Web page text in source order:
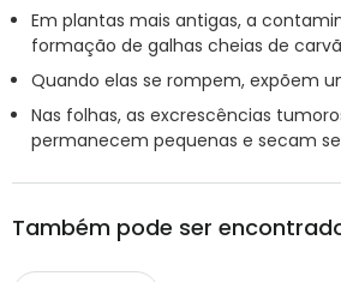
Em plantas mais antigas, a
formação de galhas cheias de
Quando elas se rompem, expõem
Nas folhas, as excrescências
permanecem pequenas e secam
Também pode ser